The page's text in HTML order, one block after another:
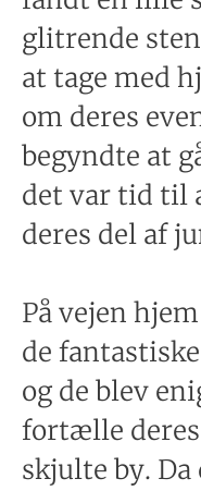
glitrende
at tage med
om deres
begyndte at
det var tid til
deres del af
På vejen
de
og de blev
fortælle
skjulte by. Da